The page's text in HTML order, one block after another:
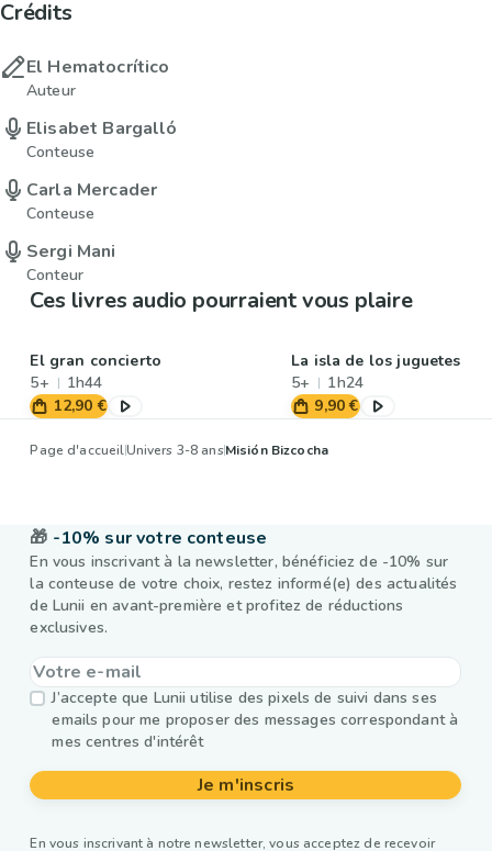
Crédits
El Hematocrítico
Auteur
Elisabet Bargalló
Conteuse
Carla Mercader
Conteuse
Sergi Mani
Conteur
Ces livres audio pourraient vous plaire
El gran concierto
5+
1h44
12,90 €
La isla de los juguetes
5+
1h24
9,90 €
Page d'accueilUnivers 3-8 ansMisión Bizcocha
🎁 -10% sur votre conteuse
En vous inscrivant à la newsletter, bénéficiez de -10% sur
la conteuse de votre choix, restez informé(e) des actualités
de Lunii en avant-première et profitez de réductions
exclusives.
J’accepte que Lunii utilise des pixels de suivi dans ses
emails pour me proposer des messages correspondant à
mes centres d'intérêt
Je m'inscris
En vous inscrivant à notre newsletter, vous acceptez de recevoir